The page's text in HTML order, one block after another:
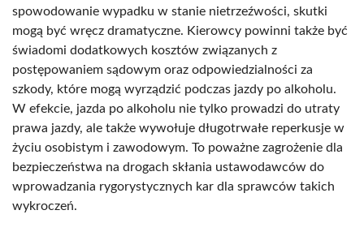
spowodowanie wypadku w stanie nietrzeźwości, skutki
mogą być wręcz dramatyczne. Kierowcy powinni także być
świadomi dodatkowych kosztów związanych z
postępowaniem sądowym oraz odpowiedzialności za
szkody, które mogą wyrządzić podczas jazdy po alkoholu.
W efekcie, jazda po alkoholu nie tylko prowadzi do utraty
prawa jazdy, ale także wywołuje długotrwałe reperkusje w
życiu osobistym i zawodowym. To poważne zagrożenie dla
bezpieczeństwa na drogach skłania ustawodawców do
wprowadzania rygorystycznych kar dla sprawców takich
wykroczeń.